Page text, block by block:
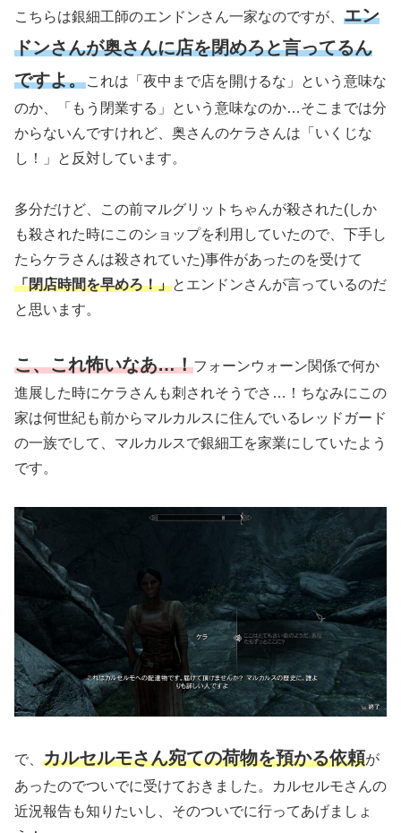
こちらは銀細工師のエンドンさん一家なのですが、 エン
ドンさんが奥さんに店を閉めろと言ってるん
ですよ。これは「夜中まで店を開けるな」という意味な
のか、「もう閉業する」という意味なのか…そこまでは分
からないんですけれど、奥さんのケラさんは「いくじな
し！」と反対しています。
多分だけど、この前マルグリットちゃんが殺された(しか
も殺された時にこのショップを利用していたので、下手し
たらケラさんは殺されていた)事件があったのを受けて
「閉店時間を早めろ！」とエンドンさんが言っているのだ
と思います。
こ、これ怖いなあ…！フォーンウォーン関係で何か
進展した時にケラさんも刺されそうでさ…！ちなみにこの
家は何世紀も前からマルカルスに住んでいるレッドガード
の一族でして、マルカルスで銀細工を家業にしていたよう
です。
で、 カルセルモさん宛ての荷物を預かる依頼が
あったのでついでに受けておきました。カルセルモさんの
近況報告も知りたいし、そのついでに行ってあげましょ